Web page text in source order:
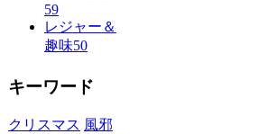
59
レジャー＆
趣味50
キーワード
クリスマス 風邪